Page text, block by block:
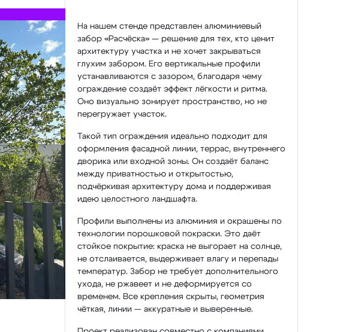
На нашем стенде представлен алюминиевый
забор «Расчёска» — решение для тех, кто ценит
архитектуру участка и не хочет закрываться
глухим забором. Его вертикальные профили
устанавливаются с зазором, благодаря чему
ограждение создаёт эффект лёгкости и ритма.
Оно визуально зонирует пространство, но не
перегружает участок.
Такой тип ограждения идеально подходит для
оформления фасадной линии, террас, внутреннего
дворика или входной зоны. Он создаёт баланс
между приватностью и открытостью,
подчёркивая архитектуру дома и поддерживая
идею целостного ландшафта.
Профили выполнены из алюминия и окрашены по
технологии порошковой покраски. Это даёт
стойкое покрытие: краска не выгорает на солнце,
не отслаивается, выдерживает влагу и перепады
температур. Забор не требует дополнительного
ухода, не ржавеет и не деформируется со
временем. Все крепления скрыты, геометрия
чёткая, линии — аккуратные и выверенные.